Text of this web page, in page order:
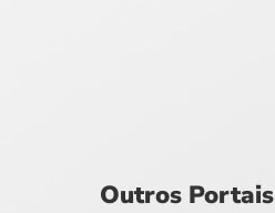
Outros Portais